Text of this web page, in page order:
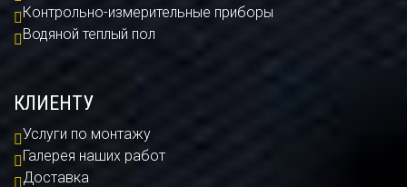
Контрольно-измерительные приборы
Водяной теплый пол
КЛИЕНТУ
Услуги по монтажу
Галерея наших работ
Доставка